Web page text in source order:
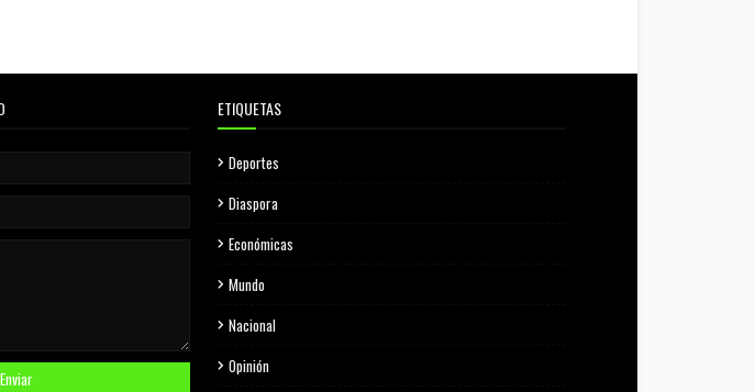
ETIQUETAS
Deportes
Diaspora
Económicas
Mundo
Nacional
Opinión